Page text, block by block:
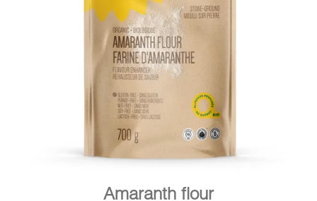
ADD TO CART / DETAILS
Amaranth flour